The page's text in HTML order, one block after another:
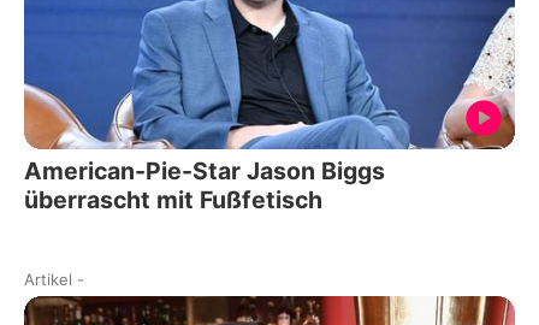
American-Pie-Star Jason Biggs
überrascht mit Fußfetisch
Artikel -